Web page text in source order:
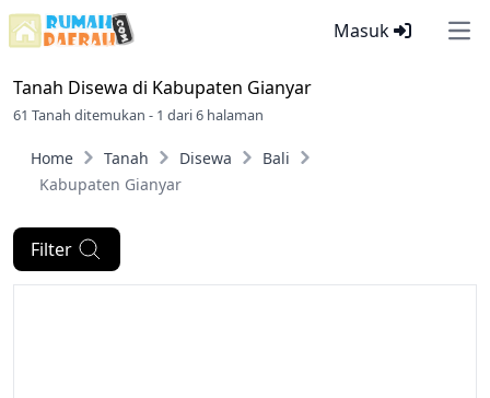
Masuk
Tanah Disewa di Kabupaten Gianyar
61 Tanah ditemukan - 1 dari 6 halaman
Home Tanah Disewa
Bali
Kabupaten Gianyar
Filter